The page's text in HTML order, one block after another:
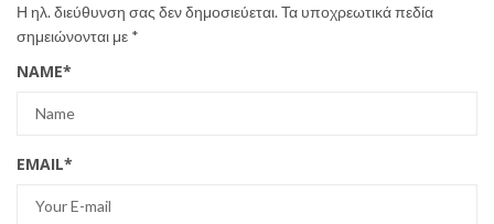
Η ηλ. διεύθυνση σας δεν δημοσιεύεται.Τα υποχρεωτικά πεδία
σημειώνονται με *
NAME*
EMAIL*